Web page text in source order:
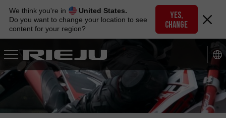
navigation
content
We think you're in
United States.
Do you want to change your location to see
content for your region?
YES,
CHANGE